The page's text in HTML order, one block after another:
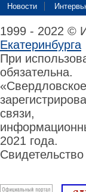
Новости
1999 - 2022 ©
Екатеринбурга
При
обязательна.
связи,
2021 года.